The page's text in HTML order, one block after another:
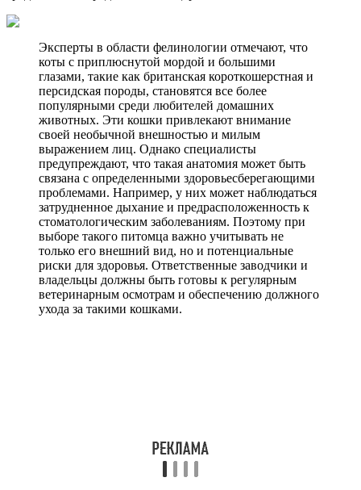
Эксперты в области фелинологии отмечают, что
коты с приплюснутой мордой и большими
глазами, такие как британская короткошерстная и
персидская породы, становятся все более
популярными среди любителей домашних
животных. Эти кошки привлекают внимание
своей необычной внешностью и милым
выражением лиц. Однако специалисты
предупреждают, что такая анатомия может быть
связана с определенными здоровьесберегающими
проблемами. Например, у них может наблюдаться
затрудненное дыхание и предрасположенность к
стоматологическим заболеваниям. Поэтому при
выборе такого питомца важно учитывать не
только его внешний вид, но и потенциальные
риски для здоровья. Ответственные заводчики и
владельцы должны быть готовы к регулярным
ветеринарным осмотрам и обеспечению должного
ухода за такими кошками.